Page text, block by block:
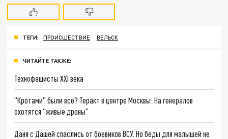
ТЕГИ: ПРОИСШЕСТВИЕ ВЕЛЬСК
ЧИТАЙТЕ ТАКЖЕ:
Технофашисты XXI века
"Кротами" были все? Теракт в центре Москвы: На генералов
охотятся "живые дроны"
Даня с Дашей спаслись от боевиков ВСУ. Но беды для малышей не